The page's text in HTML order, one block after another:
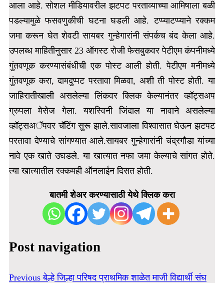
आला आहे. सोशल मीडियावरील झटपट परताव्याच्या आमिषाला बळी
पडल्यामुळे फसवणुकीची घटना घडली आहे. टप्प्याटप्प्याने रक्कम
जमा करून घेत शेवटी सायबर गुन्हेगारांनी संपर्कच बंद केला आहे.
उपलब्ध माहितीनुसार 23 ऑगस्ट रोजी फेसबुकवर पेटीएम कंपनीमध्ये
गुंतवणूक करण्यासंबंधीची एक पोस्ट आली होती. पेटीएम मनीमध्ये
गुंतवणूक करा, दामदुप्पट परतावा मिळवा, अशी ती पोस्ट होती. या
जाहिरातीखाली असलेल्या लिंकवर क्लिक केल्यानंतर व्हॉट्सअप
ग्रुपला मेसेज गेला. यशस्विनी जिंदाल या नावाने असलेल्या
व्हॉट्सअॅपवर चॅटिंग सुरू झाले.सावजाला विश्वासात घेऊन झटपट
परतावा देण्याचे सांगण्यात आले.सायबर गुन्हेगारांनी चंद्रगौडा यांच्या
नावे एक खाते उघडले. या खात्यात नफा जमा केल्याचे सांगत होते.
त्या खात्यातील रक्कमही ऑनलाईन दिसत होती.
बातमी शेअर करण्यासाठी येथे क्लिक करा
Post navigation
Previous बेल्हे जिल्हा परिषद प्राथमिक शाळेत माजी विद्यार्थी संघ